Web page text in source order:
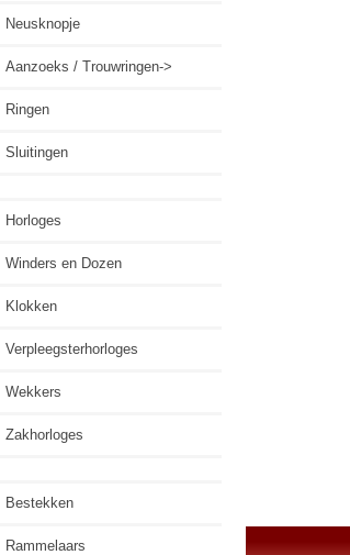
Neusknopje
Aanzoeks / Trouwringen->
Ringen
Sluitingen
Horloges
Winders en Dozen
Klokken
Verpleegsterhorloges
Wekkers
Zakhorloges
Bestekken
Rammelaars